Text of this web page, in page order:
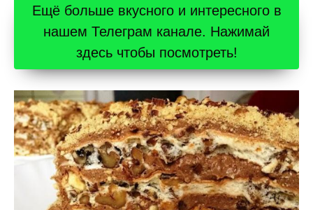
Ещё больше вкусного и интересного в
нашем Телеграм канале. Нажимай
здесь чтобы посмотреть!